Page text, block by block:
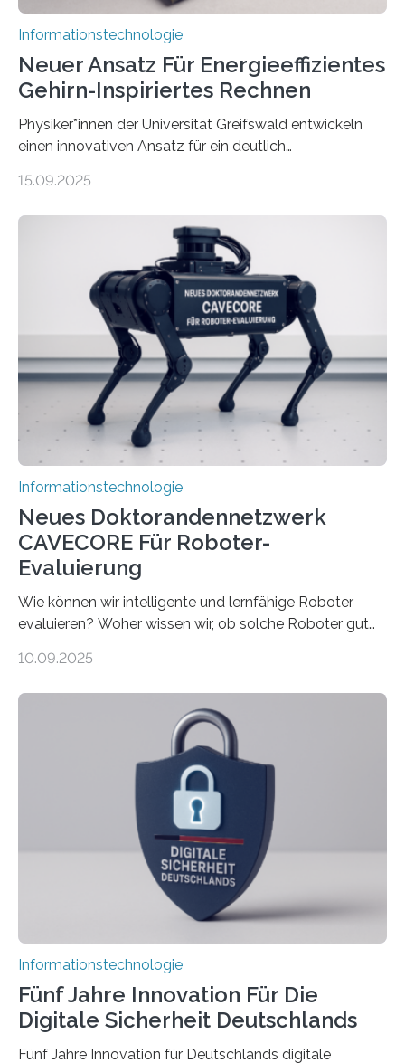
Informationstechnologie
Neuer Ansatz Für Energieeffizientes
Gehirn-Inspiriertes Rechnen
Physiker*innen der Universität Greifswald entwickeln
einen innovativen Ansatz für ein deutlich
Lösungsweg ist inspiriert vom menschlichen Gehirn. Die
stellt die heutige Computertechnik vor
Herausforderungen. Herkömmliche Silizium-
Prozessoren stoßen an ihre Grenzen: Sie verbrauchen
viel Energie, die Speicher- und Verarbeitungseinheiten
sind voneinander getrennt und die Datenübertragung
bremst komplexe Anwendungen aus. Da KI-Modelle
immer größer werden und riesige Datenmengen
verarbeiten müssen, steigt der Bedarf an neuen
Rechenarchitekturen. Neben Quantencomputern
rücken dabei insbesondere…
15.09.2025
Informationstechnologie
Neues Doktorandennetzwerk
CAVECORE Für Roboter-
Evaluierung
Wie können wir intelligente und lernfähige Roboter
evaluieren? Woher wissen wir, ob solche Roboter gut
sich CAVECORE – ein neues Marie Skłodowska-Curie
koordiniert wird. Ab dem 1. September werden sich
über einen Zeitraum von vier Jahren insgesamt 15
Promovierende im Rahmen von CAVECORE mit
kognitiven Robotern beschäftigen – also mit Robotern,
die mittels Sensoren ihre Umgebung erfassen,
Informationen verarbeiten und häufig auch mit…
10.09.2025
Informationstechnologie
Fünf Jahre Innovation Für Die
Digitale Sicherheit Deutschlands
Fünf Jahre Innovation für Deutschlands digitale